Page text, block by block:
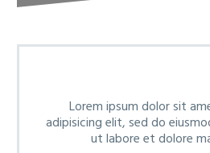
Lorem ipsum dolor sit
adipisicing elit, sed do
ut labore et dolore